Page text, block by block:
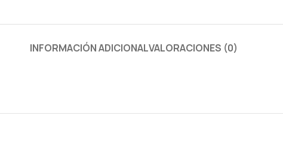
INFORMACIÓN ADICIONALVALORACIONES (0)